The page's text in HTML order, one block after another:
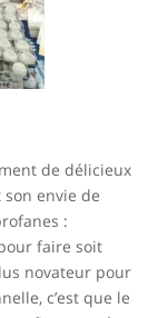
de délicieux
envie de
:
faire soit
novateur pour
c’est que le